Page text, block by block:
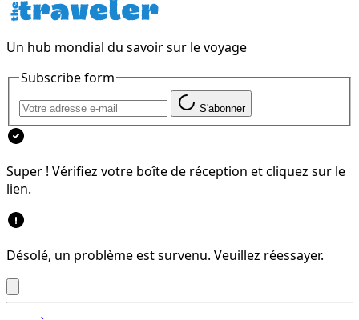
Un hub mondial du savoir sur le voyage
Subscribe form
S'abonner
Super ! Vérifiez votre boîte de réception et cliquez sur le
lien.
Désolé, un problème est survenu. Veuillez réessayer.